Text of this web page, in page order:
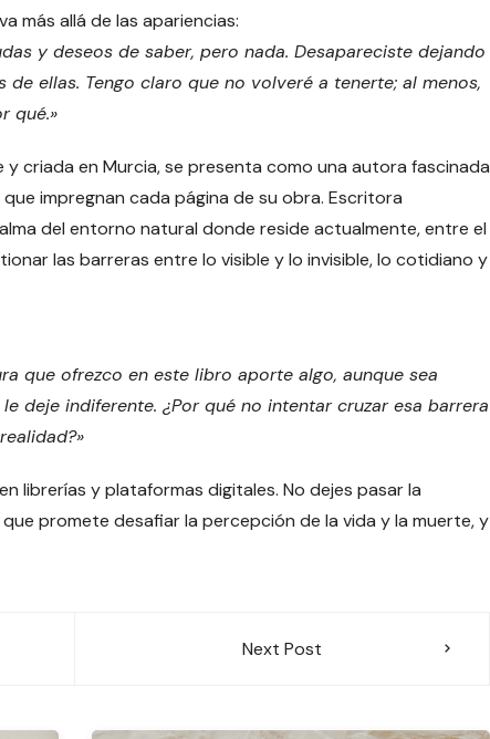
más allá de las apariencias:
y deseos de saber, pero nada. Desapareciste dejando
ellas. Tengo claro que no volveré a tenerte; al menos,
qué.»
y criada en Murcia, se presenta como una autora fascinada
impregnan cada página de su obra. Escritora
del entorno natural donde reside actualmente, entre el
las barreras entre lo visible y lo invisible, lo cotidiano y
que ofrezco en este libro aporte algo, aunque sea
deje indiferente. ¿Por qué no intentar cruzar esa barrera
librerías y plataformas digitales. No dejes pasar la
promete desafiar la percepción de la vida y la muerte, y
Next Post